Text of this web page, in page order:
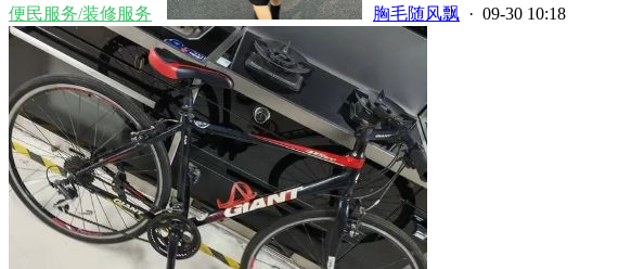
便民服务/装修服务 胸毛随风飘 · 09-30 10:18